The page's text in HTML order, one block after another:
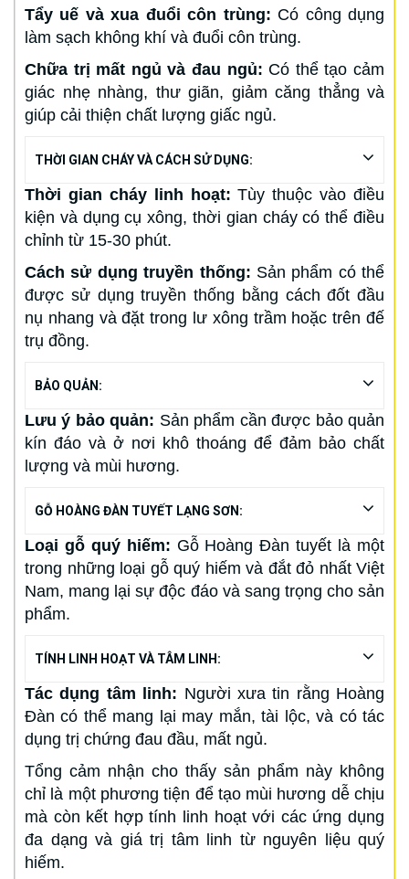
Tẩy uế và xua đuổi côn trùng: Có công dụng
làm sạch không khí và đuổi côn trùng.
Chữa trị mất ngủ và đau ngủ: Có thể tạo cảm
giác nhẹ nhàng, thư giãn, giảm căng thẳng và
giúp cải thiện chất lượng giấc ngủ.
THỜI GIAN CHÁY VÀ CÁCH SỬ DỤNG:
Thời gian cháy linh hoạt: Tùy thuộc vào điều
kiện và dụng cụ xông, thời gian cháy có thể điều
chỉnh từ 15-30 phút.
Cách sử dụng truyền thống: Sản phẩm có thể
được sử dụng truyền thống bằng cách đốt đầu
nụ nhang và đặt trong lư xông trầm hoặc trên đế
trụ đồng.
BẢO QUẢN:
Lưu ý bảo quản: Sản phẩm cần được bảo quản
kín đáo và ở nơi khô thoáng để đảm bảo chất
lượng và mùi hương.
GỖ HOÀNG ĐÀN TUYẾT LẠNG SƠN:
Loại gỗ quý hiếm: Gỗ Hoàng Đàn tuyết là một
trong những loại gỗ quý hiếm và đắt đỏ nhất Việt
Nam, mang lại sự độc đáo và sang trọng cho sản
phẩm.
TÍNH LINH HOẠT VÀ TÂM LINH:
Tác dụng tâm linh: Người xưa tin rằng Hoàng
Đàn có thể mang lại may mắn, tài lộc, và có tác
dụng trị chứng đau đầu, mất ngủ.
Tổng cảm nhận cho thấy sản phẩm này không
chỉ là một phương tiện để tạo mùi hương dễ chịu
mà còn kết hợp tính linh hoạt với các ứng dụng
đa dạng và giá trị tâm linh từ nguyên liệu quý
hiếm.